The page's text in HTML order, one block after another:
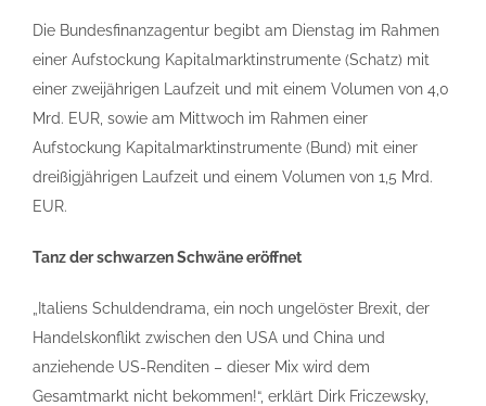
Die Bundesfinanzagentur begibt am Dienstag im Rahmen
einer Aufstockung Kapitalmarktinstrumente (Schatz) mit
einer zweijährigen Laufzeit und mit einem Volumen von 4,0
Mrd. EUR, sowie am Mittwoch im Rahmen einer
Aufstockung Kapitalmarktinstrumente (Bund) mit einer
dreißigjährigen Laufzeit und einem Volumen von 1,5 Mrd.
EUR.
Tanz der schwarzen Schwäne eröffnet
„Italiens Schuldendrama, ein noch ungelöster Brexit, der
Handelskonflikt zwischen den USA und China und
anziehende US-Renditen – dieser Mix wird dem
Gesamtmarkt nicht bekommen!“, erklärt Dirk Friczewsky,